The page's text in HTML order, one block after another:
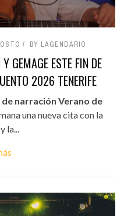
BY LAGENDARIO
GEMAGE ESTE FIN DE
2026 TENERIFE
narración Verano de
una nueva cita con la
la...